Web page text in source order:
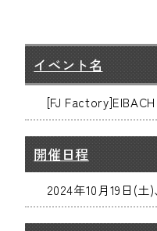
イベント名
[FJ
開催日程
2024年10月19日(土